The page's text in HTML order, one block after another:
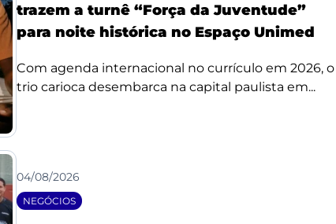
trazem a turnê “Força da Juventude”
para noite histórica no Espaço Unimed
Com agenda internacional no currículo em 2026, o
trio carioca desembarca na capital paulista em...
04/08/2026
NEGÓCIOS